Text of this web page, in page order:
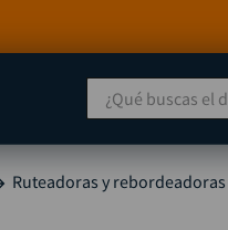
¿Qué buscas el día
Ruteadoras y rebordeadoras